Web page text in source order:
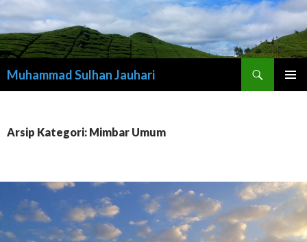
Muhammad Sulhan Jauhari
Arsip Kategori: Mimbar Umum